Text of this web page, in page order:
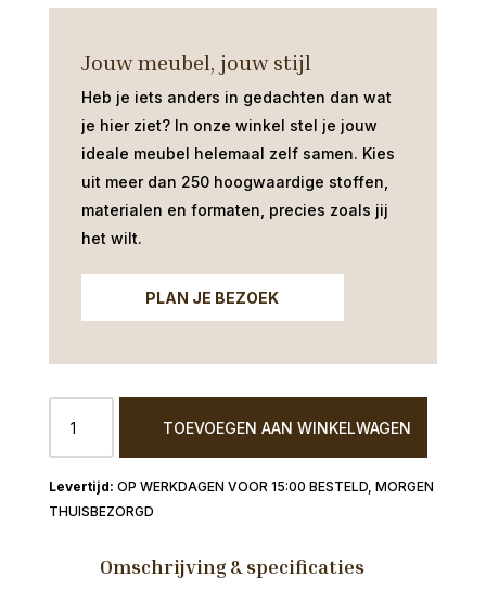
Jouw meubel, jouw stijl
Heb je iets anders in gedachten dan wat
je hier ziet? In onze winkel stel je jouw
ideale meubel helemaal zelf samen. Kies
uit meer dan 250 hoogwaardige stoffen,
materialen en formaten, precies zoals jij
het wilt.
PLAN JE BEZOEK
vaas
op
voet
7x7x32
TOEVOEGEN AAN WINKELWAGEN
OP WERKDAGEN VOOR 15:00 BESTELD, MORGEN
THUISBEZORGD
Omschrijving & specificaties